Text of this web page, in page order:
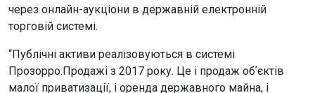
через онлайн-аукціони в державній електронній
торговій системі.
“Публічні активи реалізовуються в системі
Прозорро.Продажі з 2017 року. Це і продаж обʼєктів
малої приватизації, і оренда державного майна, і